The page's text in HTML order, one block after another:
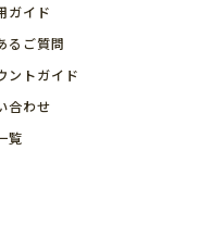
ガイド
るご質問
ントガイド
合わせ
覧